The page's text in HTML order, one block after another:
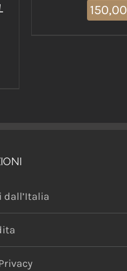
150,00
dall’Italia